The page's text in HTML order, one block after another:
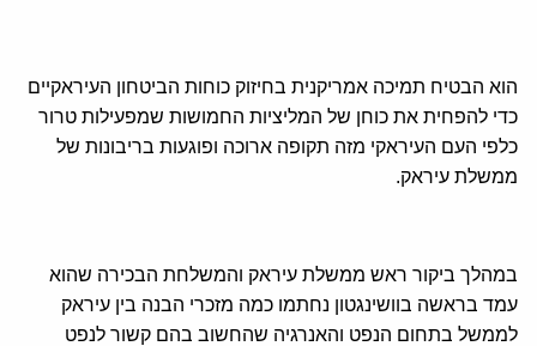
הוא הבטיח תמיכה אמריקנית בחיזוק כוחות הביטחון העיראקיים
כדי להפחית את כוחן של המליציות החמושות שמפעילות טרור
כלפי העם העיראקי מזה תקופה ארוכה ופוגעות בריבונות של
ממשלת עיראק.
במהלך ביקור ראש ממשלת עיראק והמשלחת הבכירה שהוא
עמד בראשה בוושינגטון נחתמו כמה מזכרי הבנה בין עיראק
לממשל בתחום הנפט והאנרגיה שהחשוב בהם קשור לנפט